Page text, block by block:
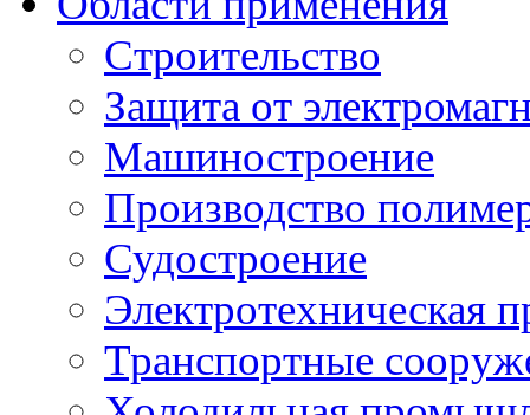
Строительство
Защита от
Машиностроение
Производство
Судостроение
Электротехническая
Транспортные